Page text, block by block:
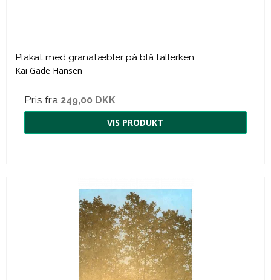
Plakat med granatæbler på blå tallerken
Kai Gade Hansen
Pris fra 249,00 DKK
VIS PRODUKT